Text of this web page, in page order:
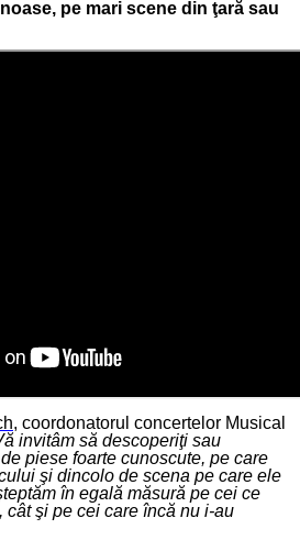
pe mari scene din ţară sau
, coordonatorul concertelor Musical
invitâm să descoperiţi sau
piese foarte cunoscute, pe care
şi dincolo de scena pe care ele
în egală măsură pe cei ce
cât şi pe cei care încă nu i-au